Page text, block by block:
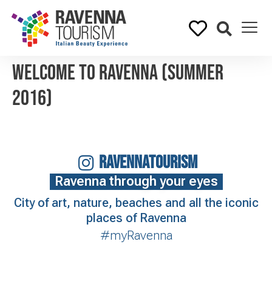
Welcome to Ravenna (Summer
2016)
RAVENNATOURISM
Ravenna through your eyes
City of art, nature, beaches and all the iconic
places of Ravenna
#myRavenna